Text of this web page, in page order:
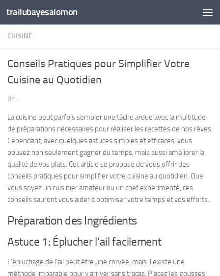
Skip to content
trailubayesalomon
CUISINE
Conseils Pratiques pour Simplifier Votre
Cuisine au Quotidien
BY ·
La cuisine peut parfois sembler une tâche ardue avec la multitude
de préparations nécessaires pour réaliser les recettes de nos rêves.
Cependant, avec quelques astuces simples et efficaces, vous
pouvez non seulement gagner du temps, mais aussi améliorer la
qualité de vos plats. Cet article se propose de vous offrir des
conseils pratiques pour simplifier votre cuisine au quotidien. Que
vous soyez un cuisinier amateur ou un chef expérimenté, ces
conseils sauront vous aider à optimiser votre temps et vos efforts.
Préparation des Ingrédients
Astuce 1: Éplucher l’ail facilement
L’épluchage de l’ail peut être une corvée, mais il existe une
méthode imparable pour y arriver sans tracas. Placez les gousses